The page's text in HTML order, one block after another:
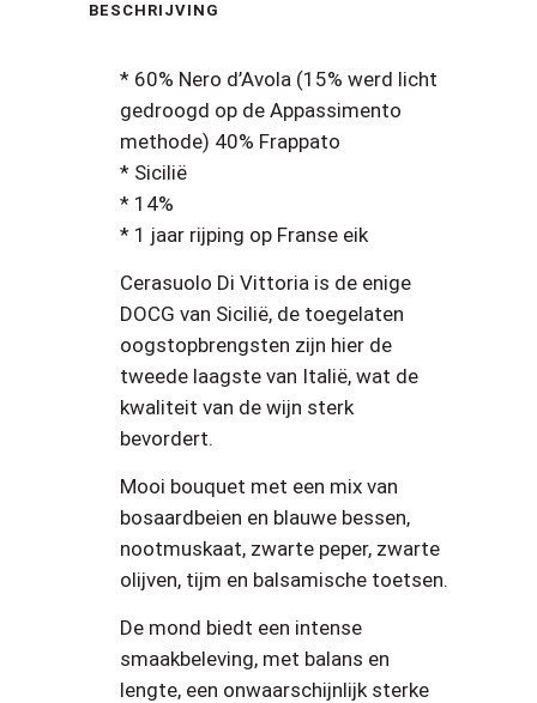
BESCHRIJVING
* 60% Nero d’Avola (15% werd licht
gedroogd op de Appassimento
methode) 40% Frappato
* Sicilië
* 14%
* 1 jaar rijping op Franse eik
Cerasuolo Di Vittoria is de enige
DOCG van Sicilië, de toegelaten
oogstopbrengsten zijn hier de
tweede laagste van Italië, wat de
kwaliteit van de wijn sterk
bevordert.
Mooi bouquet met een mix van
bosaardbeien en blauwe bessen,
nootmuskaat, zwarte peper, zwarte
olijven, tijm en balsamische toetsen.
De mond biedt een intense
smaakbeleving, met balans en
lengte, een onwaarschijnlijk sterke